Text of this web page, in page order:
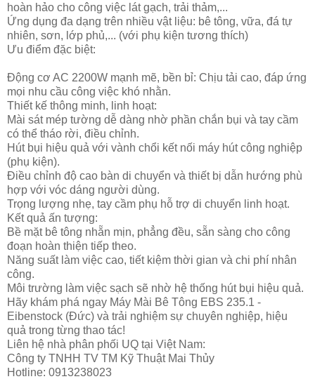
hoàn hảo cho công việc lát gạch, trải thảm,...
Ứng dụng đa dạng trên nhiều vật liệu: bê tông, vữa, đá tự
nhiên, sơn, lớp phủ,... (với phụ kiện tương thích)
Ưu điểm đặc biệt:
Động cơ AC 2200W mạnh mẽ, bền bỉ: Chịu tải cao, đáp ứng
mọi nhu cầu công việc khó nhằn.
Thiết kế thông minh, linh hoạt:
Mài sát mép tường dễ dàng nhờ phần chắn bụi và tay cầm
có thể tháo rời, điều chỉnh.
Hút bụi hiệu quả với vành chổi kết nối máy hút công nghiệp
(phụ kiện).
Điều chỉnh độ cao bàn di chuyển và thiết bị dẫn hướng phù
hợp với vóc dáng người dùng.
Trọng lượng nhẹ, tay cầm phụ hỗ trợ di chuyển linh hoạt.
Kết quả ấn tượng:
Bề mặt bê tông nhẵn mịn, phẳng đều, sẵn sàng cho công
đoạn hoàn thiện tiếp theo.
Năng suất làm việc cao, tiết kiệm thời gian và chi phí nhân
công.
Môi trường làm việc sạch sẽ nhờ hệ thống hút bụi hiệu quả.
Hãy khám phá ngay Máy Mài Bê Tông EBS 235.1 -
Eibenstock (Đức) và trải nghiệm sự chuyên nghiệp, hiệu
quả trong từng thao tác!
Liên hệ nhà phân phối UQ tại Việt Nam:
Công ty TNHH TV TM Kỹ Thuật Mai Thủy
Hotline: 0913238023